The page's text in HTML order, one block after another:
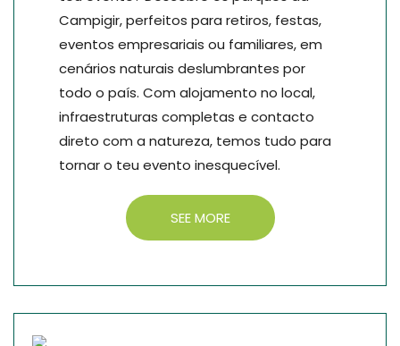
Campigir, perfeitos para retiros, festas,
eventos empresariais ou familiares, em
cenários naturais deslumbrantes por
todo o país. Com alojamento no local,
infraestruturas completas e contacto
direto com a natureza, temos tudo para
tornar o teu evento inesquecível.
SEE MORE